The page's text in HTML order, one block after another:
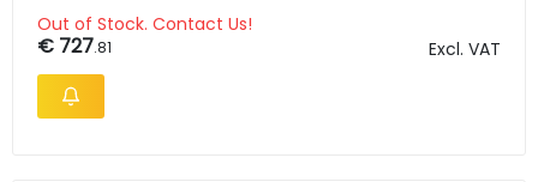
Out of Stock. Contact Us!
€ 727.81 Excl. VAT